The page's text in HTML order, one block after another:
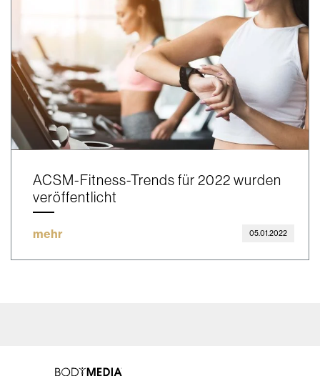
ACSM-Fitness-Trends für 2022 wurden
veröffentlicht
mehr 05.01.2022